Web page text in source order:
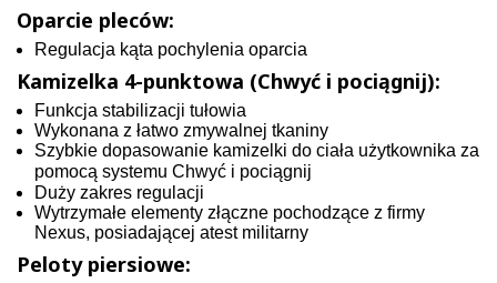
Oparcie pleców:
Regulacja kąta pochylenia oparcia
Kamizelka 4-punktowa (Chwyć i pociągnij):
Funkcja stabilizacji tułowia
Wykonana z łatwo zmywalnej tkaniny
Szybkie dopasowanie kamizelki do ciała użytkownika za
pomocą systemu Chwyć i pociągnij
Duży zakres regulacji
Wytrzymałe elementy złączne pochodzące z firmy
Nexus, posiadającej atest militarny
Peloty piersiowe: